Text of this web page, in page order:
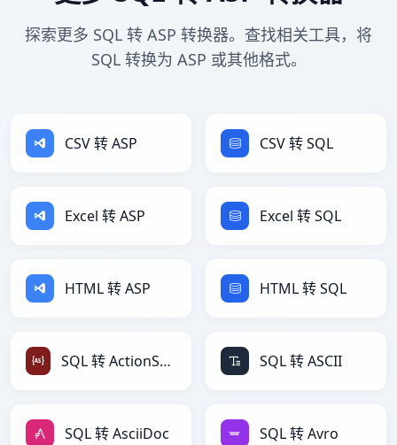
探索更多 SQL 转 ASP 转换器。查找相关工具，将
SQL 转换为 ASP 或其他格式。
CSV 转 ASP CSV 转 SQL
Excel 转 ASP Excel 转 SQL
HTML 转 ASP HTML 转 SQL
SQL 转 ActionScript SQL 转 ASCII
SQL 转 AsciiDoc SQL 转 Avro